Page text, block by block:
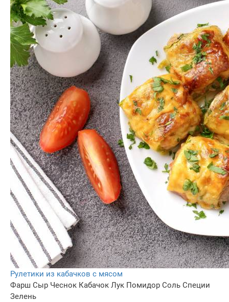
Рулетики из кабачков с мясом
Фарш Сыр Чеснок Кабачок Лук Помидор Соль Специи
Зелень